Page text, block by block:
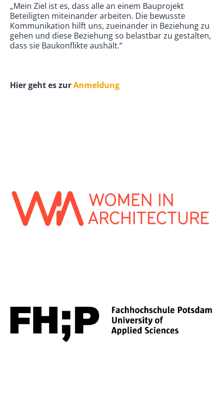
„Mein Ziel ist es, dass alle an einem Bauprojekt
Beteiligten miteinander arbeiten. Die bewusste
Kommunikation hilft uns, zueinander in Beziehung zu
gehen und diese Beziehung so belastbar zu gestalten,
dass sie Baukonflikte aushält.“
Hier geht es zurAnmeldung